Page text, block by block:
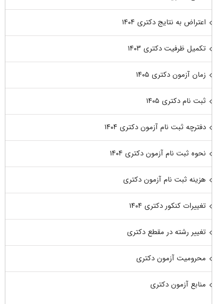
اعتراض به نتایج دکتری ۱۴۰۴
تکمیل ظرفیت دکتری ۱۴۰۳
زمان آزمون دکتری ۱۴۰۵
ثبت نام دکتری ۱۴۰۵
دفترچه ثبت نام آزمون دکتری ۱۴۰۴
نحوه ثبت نام آزمون دکتری ۱۴۰۴
هزینه ثبت نام آزمون دکتری
تغییرات کنکور دکتری ۱۴۰۴
تغییر رشته در مقطع دکتری
محرومیت آزمون دکتری
منابع آزمون دکتری